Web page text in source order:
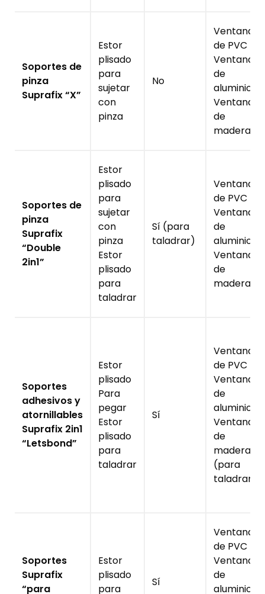
Soportes de
pinza
Suprafix “X”
Estor
plisado
para
sujetar
con
pinza
No
Ventanas
de PVC
Ventanas
de
aluminio
Ventanas
de
madera
Soportes de
pinza
Suprafix
“Double
2in1”
Estor
plisado
para
sujetar
con
pinza
Estor
plisado
para
taladrar
Sí (para
taladrar)
Ventanas
de PVC
Ventanas
de
aluminio
Ventanas
de
madera
Soportes
adhesivos y
atornillables
Suprafix 2in1
“Letsbond”
Estor
plisado
Para
pegar
Estor
plisado
para
taladrar
Sí
Ventanas
de PVC
Ventanas
de
aluminio
Ventanas
de
madera
(para
taladrar)
Soportes
Suprafix
“para
Estor
plisado
para
Sí
Ventanas
de PVC
Ventanas
de
aluminio